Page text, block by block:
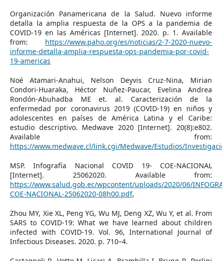
Organización Panamericana de la Salud. Nuevo informe
detalla la amplia respuesta de la OPS a la pandemia de
COVID-19 en las Américas [Internet]. 2020. p. 1. Available
from: https://www.paho.org/es/noticias/2-7-2020-nuevo-
informe-detalla-amplia-respuesta-ops-pandemia-por-covid-
19-americas
Noé Atamari-Anahui, Nelson Deyvis Cruz-Nina, Mirian
Condori-Huaraka, Héctor Nuñez-Paucar, Evelina Andrea
Rondón-Abuhadba ME et. al. Caracterización de la
enfermedad por coronavirus 2019 (COVID-19) en niños y
adolescentes en países de América Latina y el Caribe:
estudio descriptivo. Medwave 2020 [Internet]. 20(8):e802.
Available from:
https://www.medwave.cl/link.cgi/Medwave/Estudios/
MSP. Infografía Nacional COVID 19- COE-NACIONAL
[Internet]. 25062020. Available from:
https://www.salud.gob.ec/wpcontent/uploads/2020/06/
COE-NACIONAL-25062020-08h00.pdf,
Zhou MY, Xie XL, Peng YG, Wu MJ, Deng XZ, Wu Y, et al. From
SARS to COVID-19: What we have learned about children
infected with COVID-19. Vol. 96, International Journal of
Infectious Diseases. 2020. p. 710–4.